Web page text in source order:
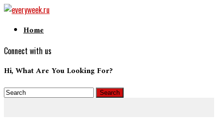
Home
Connect with us
Hi, What Are You Looking For?